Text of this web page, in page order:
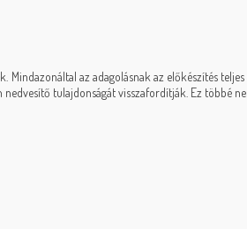
az adagolásnak az előkészítés
tulajdonságát visszafordítják. Ez többé